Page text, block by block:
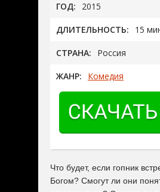
ГОД: 2015
ДЛИТЕЛЬНОСТЬ: 15
СТРАНА: Россия
ЖАНР: Комедия
Что будет, если гопник
Богом? Смогут ли они